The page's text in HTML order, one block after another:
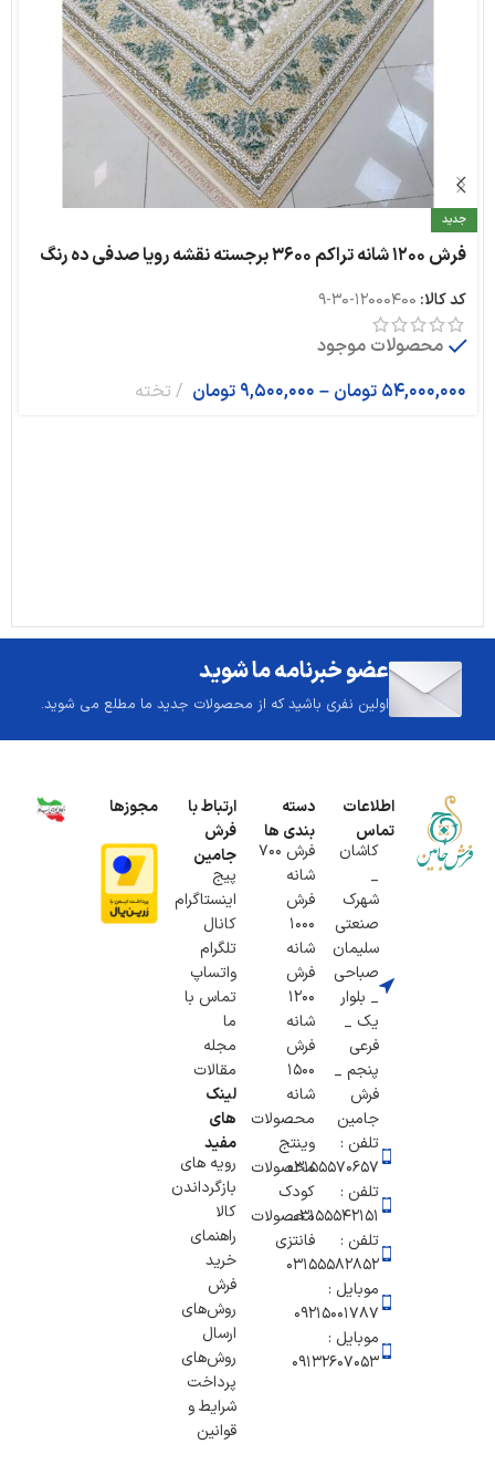
جدید
فرش ۱۲۰۰ شانه تراکم ۳۶۰۰ برجسته نقشه رویا صدفی ده رنگ
کد کالا: 12000400-30-9
محصولات موجود
54,000,000 تومان –
9,500,000 تومان تخته
عضو خبرنامه ما شوید
اولین نفری باشید که از محصولات جدید ما مطلع می شوید.
اطلاعات
تماس
کاشان
_
شهرک
صنعتی
سلیمان
صباحی
_ بلوار
یک _
فرعی
پنجم _
فرش
جامین
تلفن :
۰۳۱۵۵۵۷۰۶۵۷
تلفن :
03155542151
تلفن :
03155582852
موبایل :
۰۹۲۱۵۰۰۱۷۸۷
موبایل :
09132607053
دسته
بندی ها
فرش 700
شانه
فرش
1000
شانه
فرش
1200
شانه
فرش
1500
شانه
محصولات
وینتج
محصولات
کودک
محصولات
فانتزی
ارتباط با
فرش
جامین
پیج
اینستاگرام
کانال
تلگرام
واتساپ
تماس با
ما
مجله
مقالات
لینک
های
مفید
رویه های
بازگرداندن
کالا
راهنمای
خرید
فرش
روش‌های
ارسال
روش‌های
پرداخت
شرایط و
قوانین
مجوزها